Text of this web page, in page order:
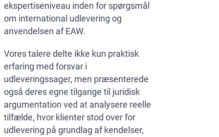
ekspertiseniveau inden for spørgsmål
om international udlevering og
anvendelsen af EAW.
Vores talere delte ikke kun praktisk
erfaring med forsvar i
udleveringssager, men præsenterede
også deres egne tilgange til juridisk
argumentation ved at analysere reelle
tilfælde, hvor klienter stod over for
udlevering på grundlag af kendelser,